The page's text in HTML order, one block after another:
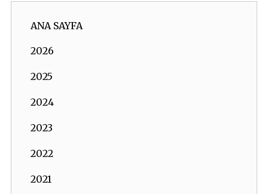
ANA SAYFA
2026
2025
2024
2023
2022
2021